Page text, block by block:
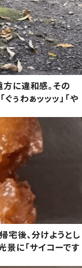
に違和感。その
ぅわぁッッッ」「や
宅後、分けようとし
に「サイコーです